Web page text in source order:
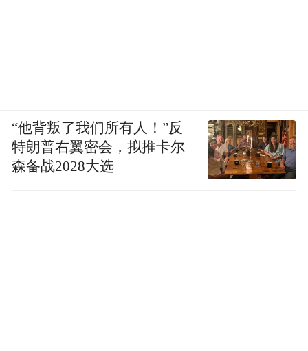
“他背叛了我们所有人！”反
特朗普右翼密会，拟推卡尔
森备战2028大选